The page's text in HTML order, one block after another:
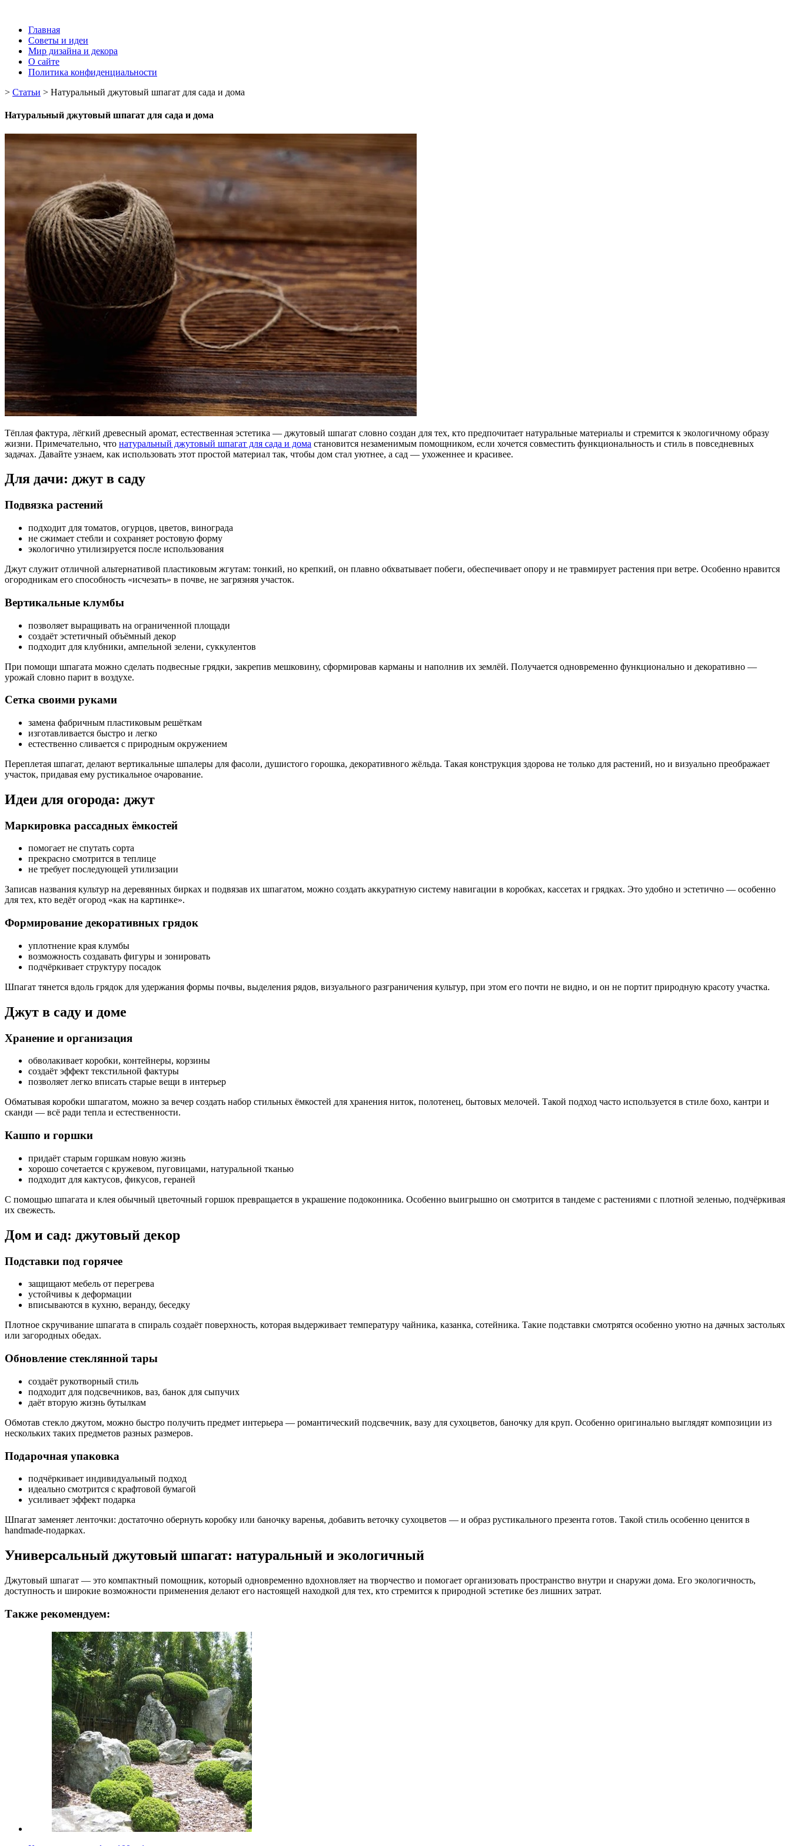
Главная
Советы и идеи
Мир дизайна и декора
О сайте
Политика конфиденциальности
> Статьи > Натуральный джутовый шпагат для сада и дома
Натуральный джутовый шпагат для сада и дома
Тёплая фактура, лёгкий древесный аромат, естественная эстетика — джутовый шпагат словно создан для тех, кто предпочитает натуральные материалы и стремится к экологичному образу
жизни. Примечательно, что натуральный джутовый шпагат для сада и дома становится незаменимым помощником, если хочется совместить функциональность и стиль в повседневных
задачах. Давайте узнаем, как использовать этот простой материал так, чтобы дом стал уютнее, а сад — ухоженнее и красивее.
Для дачи: джут в саду
Подвязка растений
подходит для томатов, огурцов, цветов, винограда
не сжимает стебли и сохраняет ростовую форму
экологично утилизируется после использования
Джут служит отличной альтернативой пластиковым жгутам: тонкий, но крепкий, он плавно обхватывает побеги, обеспечивает опору и не травмирует растения при ветре. Особенно нравится
огородникам его способность «исчезать» в почве, не загрязняя участок.
Вертикальные клумбы
позволяет выращивать на ограниченной площади
создаёт эстетичный объёмный декор
подходит для клубники, ампельной зелени, суккулентов
При помощи шпагата можно сделать подвесные грядки, закрепив мешковину, сформировав карманы и наполнив их землёй. Получается одновременно функционально и декоративно —
урожай словно парит в воздухе.
Сетка своими руками
замена фабричным пластиковым решёткам
изготавливается быстро и легко
естественно сливается с природным окружением
Переплетая шпагат, делают вертикальные шпалеры для фасоли, душистого горошка, декоративного жёльда. Такая конструкция здорова не только для растений, но и визуально преображает
участок, придавая ему рустикальное очарование.
Идеи для огорода: джут
Маркировка рассадных ёмкостей
помогает не спутать сорта
прекрасно смотрится в теплице
не требует последующей утилизации
Записав названия культур на деревянных бирках и подвязав их шпагатом, можно создать аккуратную систему навигации в коробках, кассетах и грядках. Это удобно и эстетично — особенно
для тех, кто ведёт огород «как на картинке».
Формирование декоративных грядок
уплотнение края клумбы
возможность создавать фигуры и зонировать
подчёркивает структуру посадок
Шпагат тянется вдоль грядок для удержания формы почвы, выделения рядов, визуального разграничения культур, при этом его почти не видно, и он не портит природную красоту участка.
Джут в саду и доме
Хранение и организация
обволакивает коробки, контейнеры, корзины
создаёт эффект текстильной фактуры
позволяет легко вписать старые вещи в интерьер
Обматывая коробки шпагатом, можно за вечер создать набор стильных ёмкостей для хранения ниток, полотенец, бытовых мелочей. Такой подход часто используется в стиле бохо, кантри и
сканди — всё ради тепла и естественности.
Кашпо и горшки
придаёт старым горшкам новую жизнь
хорошо сочетается с кружевом, пуговицами, натуральной тканью
подходит для кактусов, фикусов, гераней
С помощью шпагата и клея обычный цветочный горшок превращается в украшение подоконника. Особенно выигрышно он смотрится в тандеме с растениями с плотной зеленью, подчёркивая
их свежесть.
Дом и сад: джутовый декор
Подставки под горячее
защищают мебель от перегрева
устойчивы к деформации
вписываются в кухню, веранду, беседку
Плотное скручивание шпагата в спираль создаёт поверхность, которая выдерживает температуру чайника, казанка, сотейника. Такие подставки смотрятся особенно уютно на дачных застольях
или загородных обедах.
Обновление стеклянной тары
создаёт рукотворный стиль
подходит для подсвечников, ваз, банок для сыпучих
даёт вторую жизнь бутылкам
Обмотав стекло джутом, можно быстро получить предмет интерьера — романтический подсвечник, вазу для сухоцветов, баночку для круп. Особенно оригинально выглядят композиции из
нескольких таких предметов разных размеров.
Подарочная упаковка
подчёркивает индивидуальный подход
идеально смотрится с крафтовой бумагой
усиливает эффект подарка
Шпагат заменяет ленточки: достаточно обернуть коробку или баночку варенья, добавить веточку сухоцветов — и образ рустикального презента готов. Такой стиль особенно ценится в
handmade-подарках.
Универсальный джутовый шпагат: натуральный и экологичный
Джутовый шпагат — это компактный помощник, который одновременно вдохновляет на творчество и помогает организовать пространство внутри и снаружи дома. Его экологичность,
доступность и широкие возможности применения делают его настоящей находкой для тех, кто стремится к природной эстетике без лишних затрат.
Также рекомендуем: